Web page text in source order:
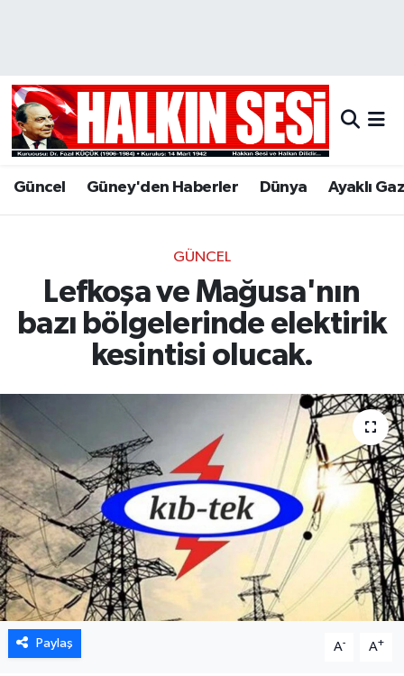
Güncel Güney'den Haberler Dünya Ayaklı
GÜNCEL
Lefkoşa ve Mağusa'nın
bazı bölgelerinde elektirik
kesintisi olucak.
Paylaş A- A+
Hava Durumu
Trafik Durumu
Son Dakika Haberleri
Haber Arşivi